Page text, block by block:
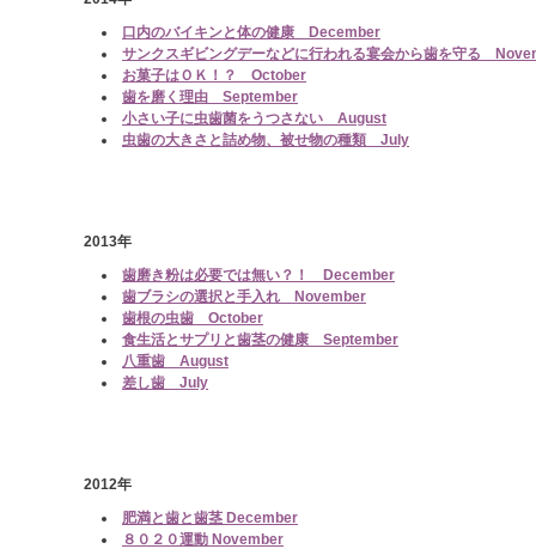
口内のバイキンと体の健康 December
サンクスギビングデーなどに行われる宴会から歯を守る
お菓子はＯＫ！？ October
歯を磨く理由 September
小さい子に虫歯菌をうつさない August
虫歯の大きさと詰め物、被せ物の種類 July
2013年
歯磨き粉は必要では無い？！ December
歯ブラシの選択と手入れ November
歯根の虫歯 October
食生活とサプリと歯茎の健康 September
八重歯 August
差し歯 July
2012年
肥満と歯と歯茎 December
８０２０運動 November